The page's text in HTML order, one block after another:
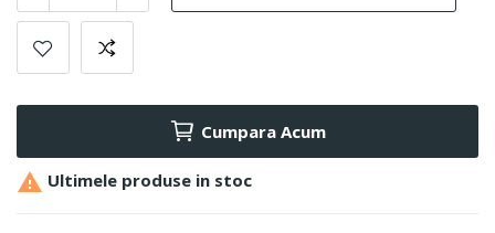
Cumpara Acum
 Ultimele produse in stoc